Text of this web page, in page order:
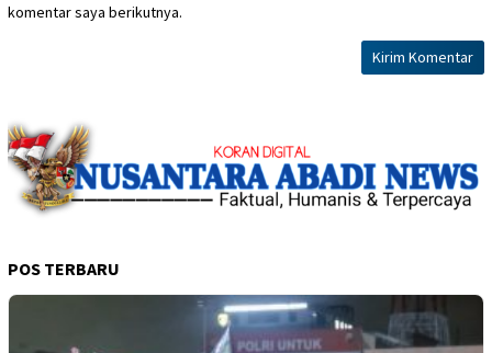
komentar saya berikutnya.
POS TERBARU